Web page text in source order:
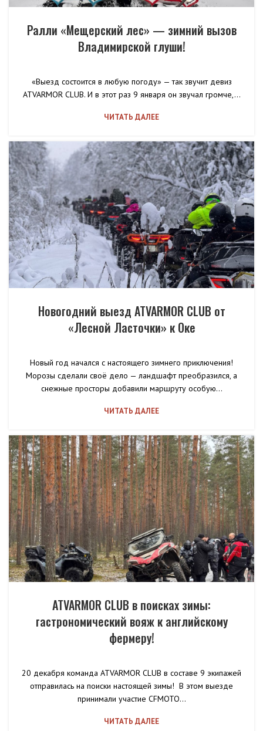
Ралли «Мещерский лес» — зимний вызов
Владимирской глуши!
«Выезд состоится в любую погоду» — так звучит девиз
ATVARMOR CLUB. И в этот раз 9 января он звучал громче,...
ЧИТАТЬ ДАЛЕЕ
Новогодний выезд ATVARMOR CLUB от
«Лесной Ласточки» к Оке
Новый год начался с настоящего зимнего приключения!
Морозы сделали своё дело — ландшафт преобразился, а
снежные просторы добавили маршруту особую...
ЧИТАТЬ ДАЛЕЕ
ATVARMOR CLUB в поисках зимы:
гастрономический вояж к английскому
фермеру!
20 декабря команда ATVARMOR CLUB в составе 9 экипажей
отправилась на поиски настоящей зимы! В этом выезде
принимали участие CFMOTO...
ЧИТАТЬ ДАЛЕЕ